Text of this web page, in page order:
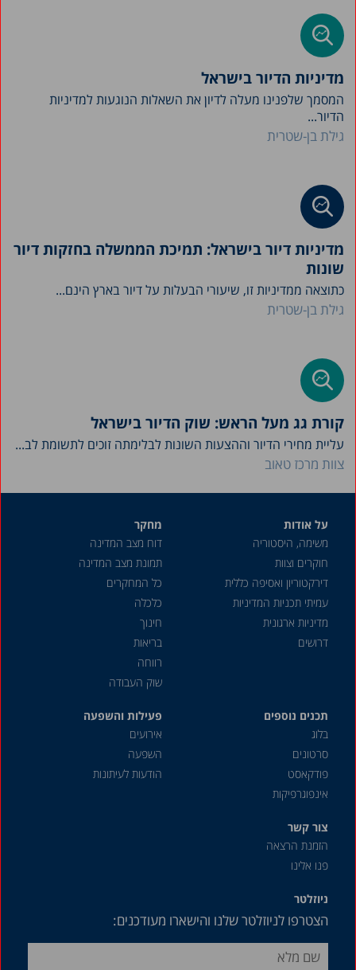
מדיניות הדיור בישראל
המסמך שלפנינו מעלה לדיון את השאלות הנוגעות למדיניות
הדיור...
גילת בן-שטרית
מדיניות דיור בישראל: תמיכת הממשלה בחזקות דיור
שונות
כתוצאה ממדיניות זו, שיעורי הבעלות על דיור בארץ הינם...
גילת בן-שטרית
קורת גג מעל הראש: שוק הדיור בישראל
עליית מחירי הדיור וההצעות השונות לבלימתה זוכים לתשומת לב...
צוות מרכז טאוב
על אודות
משימה, היסטוריה
חוקרים וצוות
דירקטוריון ואסיפה כללית
עמיתי תכניות המדיניות
מדיניות ארגונית
דרושים
מחקר
דוח מצב המדינה
תמונת מצב המדינה
כל המחקרים
כלכלה
חינוך
בריאות
רווחה
שוק העבודה
תכנים נוספים
בלוג
סרטונים
פודקאסט
אינפוגרפיקות
פעילות והשפעה
אירועים
השפעה
הודעות לעיתונות
צור קשר
הזמנת הרצאה
פנו אלינו
ניוזלטר
הצטרפו לניוזלטר שלנו והישארו מעודכנים: